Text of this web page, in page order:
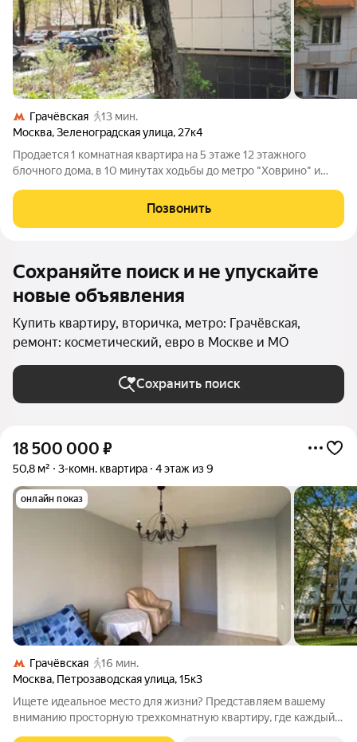
Грачёвская
13 мин.
Москва,Зеленоградская улица, 27к4
Продается 1 комнатная квартира на 5 этаже 12 этажного
блочного дома, в 10 минутах ходьбы до метро "Ховрино" и
состоянии, окна во двор. Один взрослый собственник.
Свободная продажа.
Позвонить
Сохраняйте поиск и не упускайте
новые объявления
Купить квартиру, вторичка, метро: Грачёвская,
ремонт: косметический, евро в Москве и МО
Сохранить поиск
18 500 000 ₽
50,8 м² 3-комн. квартира 4 этаж из 9
онлайн показ
Грачёвская
16 мин.
Москва, Петрозаводская улица,15к3
Ищете идеальное место для жизни? Представляем вашему
вниманию просторную трехкомнатную квартиру, где каждый